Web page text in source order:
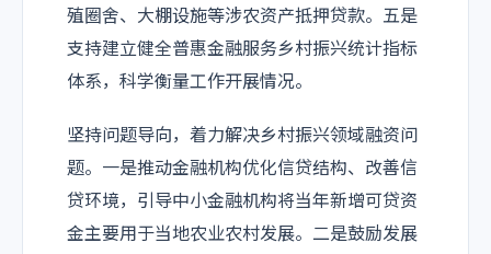
殖圈舍、大棚设施等涉农资产抵押贷款。五是
支持建立健全普惠金融服务乡村振兴统计指标
体系，科学衡量工作开展情况。
坚持问题导向，着力解决乡村振兴领域融资问
题。一是推动金融机构优化信贷结构、改善信
贷环境，引导中小金融机构将当年新增可贷资
金主要用于当地农业农村发展。二是鼓励发展